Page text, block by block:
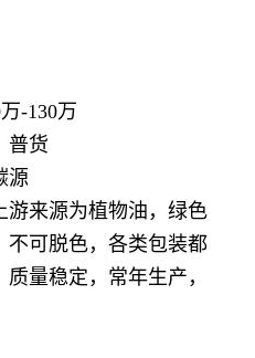
-130万
普货
源
游来源为植物油，绿色
不可脱色，各类包装都
量稳定，常年生产，